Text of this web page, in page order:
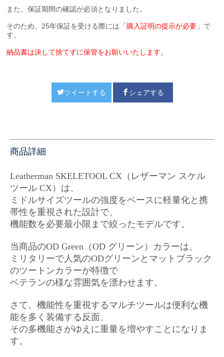
また、保証期間の確認が必須となりました。
そのため、25年保証を受ける際には「 購入証明の提示が必要 」で
す。
納品書は決して捨てずに保管をお願いいたします。
ツイートする シェアする
商品詳細
Leatherman SKELETOOL CX（ レザーマン スケル
ツール CX）は、
ミドルサイズツールの強度をベースに軽量化と携
帯性を重視された設計で、
機能数を必要最小限まで絞ったモデルです。
当商品のOD Green（OD グリーン）カラーは、
ミリタリーで人気のODグリーンとマットブラック
のツートンカラーが特徴で
ベテランの様な雰囲気を漂わせます。
さて、機能性を重視するマルチツールは便利な機
能を多く装備する反面、
その多機能さがゆえに重量を増やすことになりま
す。